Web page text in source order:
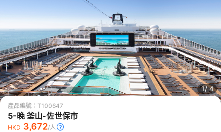
1/4
產品編號： T100647
5-晚 釜山-佐世保市
HKD 3,672/人